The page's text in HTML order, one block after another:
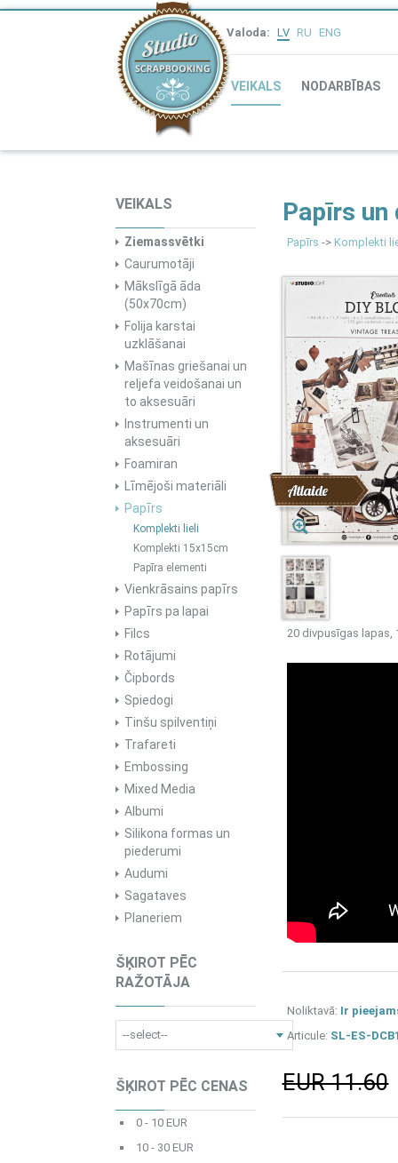
Valoda: LV RU ENG
VEIKALS NODARBĪBAS
VEIKALS
Ziemassvētki
Caurumotāji
Mākslīgā āda
(50x70cm)
Folija karstai
uzklāšanai
Mašīnas griešanai un
reljefa veidošanai un
to aksesuāri
Instrumenti un
aksesuāri
Foamiran
Līmējoši materiāli
Papīrs
Komplekti lieli
Komplekti 15x15cm
Papīra elementi
Vienkrāsains papīrs
Papīrs pa lapai
Filcs
Rotājumi
Čipbords
Spiedogi
Tinšu spilventiņi
Trafareti
Embossing
Mixed Media
Albumi
Silikona formas un
piederumi
Audumi
Sagataves
Planeriem
ŠĶIROT PĒC
RAŽOTĀJA
ŠĶIROT PĒC CENAS
0 - 10 EUR
10 - 30 EUR
Papīrs
Papīrs -> Komplekti
Atlaide
20 divpusīgas lapas,
Noliktavā: Ir
Articule: SL-ES-
EUR 11.60